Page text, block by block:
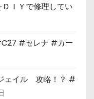
ＩＹで修理してい
#セレナ #カー
ェイル 攻略！？ #